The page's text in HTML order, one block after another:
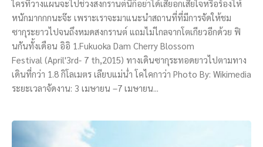
ใครที่วางแผนจะไปช่วงสงกรานต์นี้ก็อย่าได้เสียอกเสียใจหรือร้องไห้
หนักมากกกนะจ๊ะ เพราะเราจะมาแนะนำสถานที่ที่มีการจัดให้ชม
ซากุระยาวไปจนถึงหมดสงกรานต์ แถมไม่ไกลจากโตเกียวอีกด้วย ฟิ
นกันทั้งเดือน อิอิ 1.Fukuoka Dam Cherry Blossom
Festival (April'3rd- 7 th,2015) ทางเดินซากุระทอดยาวไปตามทาง
เดินที่กว่า 1.8 กิโลเมตร เลียบแม่น่ำ โคไคกาว่า Photo By: Wikimedia
ระยะเวลาจัดงาน: 3 เมษายน –7 เมษายน...